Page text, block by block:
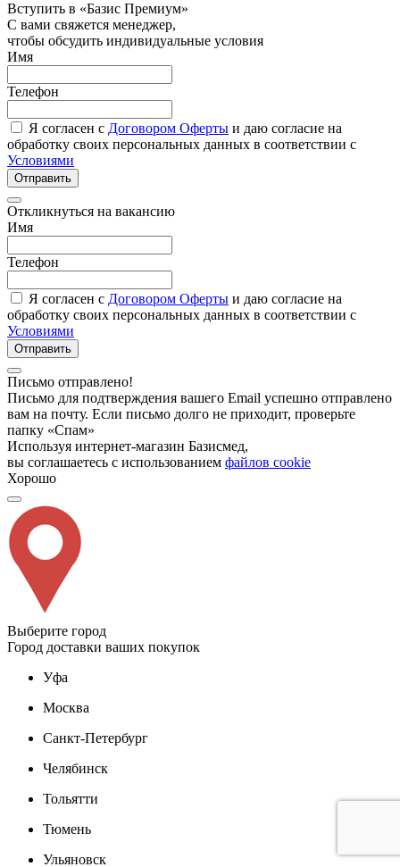
Вступить в «Базис Премиум»
С вами свяжется менеджер,
чтобы обсудить индивидуальные условия
Имя
Телефон
Я согласен с Договором Оферты и даю согласие на
обработку своих персональных данных в соответствии с
Условиями
Отправить
Откликнуться на вакансию
Имя
Телефон
Я согласен с Договором Оферты и даю согласие на
обработку своих персональных данных в соответствии с
Условиями
Отправить
Письмо отправлено!
Письмо для подтверждения вашего Email успешно отправлено
вам на почту. Если письмо долго не приходит, проверьте
папку «Спам»
Используя интернет-магазин Базисмед,
вы соглашаетесь с использованием файлов cookie
Хорошо
Выберите город
Город доставки ваших покупок
Уфа
Москва
Санкт-Петербург
Челябинск
Тольятти
Тюмень
Ульяновск